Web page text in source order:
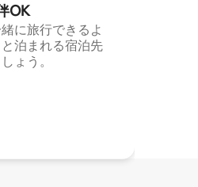
OK
に旅行できるよ
泊まれる宿泊先
ょう。